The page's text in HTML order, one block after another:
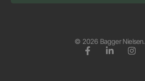
© 2026 Bagger Nielsen.